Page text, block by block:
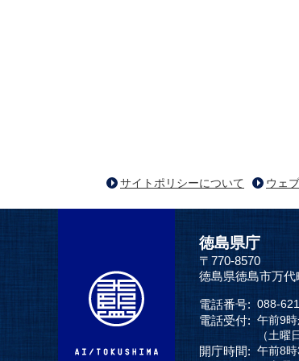
サイトポリシーについて ウェ
徳島県庁
〒770-8570
徳島県徳島市万
電話番号: 088-
電話受付: 午前9
（土曜
開庁時間: 午前8